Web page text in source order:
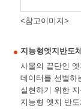
<참고이미지>
지능형엣지반도
사물의 끝단인
데이터를 선별하
실현하기 위한
지능형 엣지 반